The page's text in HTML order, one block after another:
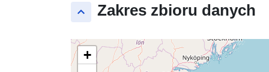
keyboard_arrow_up Zakres zbioru danych
+